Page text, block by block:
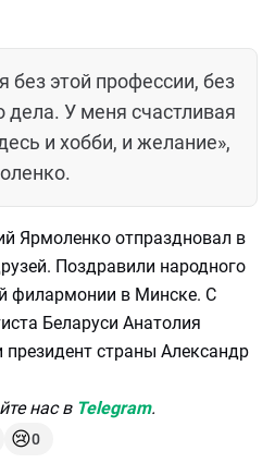
без этой профессии, без
дела. У меня счастливая
и хобби, и желание»,
Ярмоленко отпраздновал в
Поздравили народного
филармонии в Минске. С
Беларуси Анатолия
страны Александр
нас в Telegram.
😢0